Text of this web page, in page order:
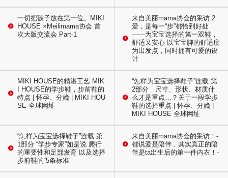
一切把孩子放在第一位。MIKI
HOUSE ×Meilimama协会 首
次大阪交流会 Part-1
来自美丽mama协会的采访 2
爱，是每一“步”都恰到好处
——为宝宝选择的第一双鞋，
舒适又安心 以宝宝脚的舒适度
为出发点，同时拥有可爱的设
计
MIKI HOUSE的精湛工艺 MIK
I HOUSE的学步鞋，步前鞋的
特点 | 怀孕、分娩 | MIKI HOU
SE 全球网址
“怎样为宝宝选择鞋子”连载 第
2部分 尺寸、形状、材质什
么才是重点…？关于一段学步
鞋的选择重点 | 怀孕、分娩 |
MIKI HOUSE 全球网址
“怎样为宝宝选择鞋子”连载 第
1部分 “学步专家”如是说 爬行
的重要性和足部发育 以及选择
步前鞋的“5条标准”
来自美丽mama协会的采访！-
都说爱是陪伴，其实真正的陪
伴是ta出生后的第一件内衣！-